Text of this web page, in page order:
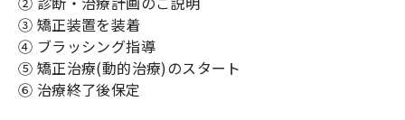
③ 矯正装置を装着
④ ブラッシング指導
⑤ 矯正治療(動的治療)のスタート
⑥ 治療終了後保定